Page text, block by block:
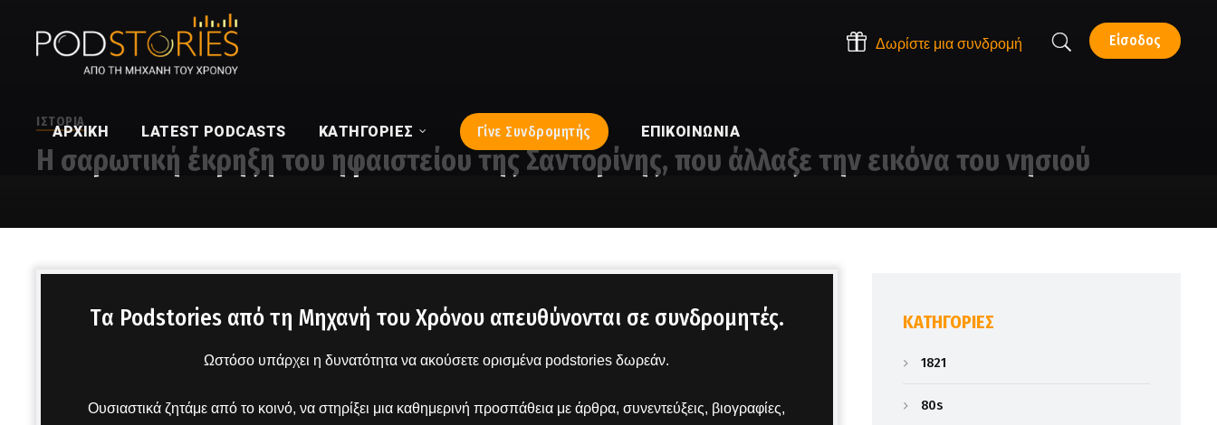
Είσοδος
Δωρίστε μια συνδρομή
ΑΡΧΙΚΉ LATEST PODCASTS ΚΑΤΗΓΟΡΊΕΣ Γίνε Συνδρομητής ΕΠΙΚΟΙΝΩΝΊΑ
ΙΣΤΟΡΙΑ
Η σαρωτική έκρηξη του ηφαιστείου της Σαντορίνης, που άλλαξε την εικόνα του νησιού
Tα Podstories από τη Μηχανή του Χρόνου απευθύνονται σε συνδρομητές.
Ωστόσο υπάρχει η δυνατότητα να ακούσετε ορισμένα podstories δωρεάν.
Ουσιαστικά ζητάμε από το κοινό, να στηρίξει μια καθημερινή προσπάθεια με άρθρα, συνεντεύξεις, βιογραφίες,
KΑΤΗΓΟΡΊΕΣ
1821
80s